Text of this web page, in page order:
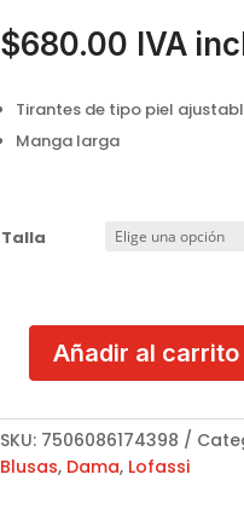
$680.00 IVA
Tirantes de tipo piel
Manga larga
Talla
Lofassi
7439
cantidad
Añadir al carrito
SKU: 7506086174398
Blusas, Dama, Lofassi